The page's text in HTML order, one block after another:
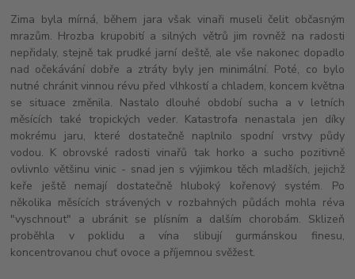
Zima byla mírná, během jara však vinaři museli čelit občasným
mrazům. Hrozba krupobití a silných větrů jim rovněž na radosti
nepřidaly, stejně tak prudké jarní deště, ale vše nakonec dopadlo
nad očekávání dobře a ztráty byly jen minimální. Poté, co bylo
nutné chránit vinnou révu před vlhkostí a chladem, koncem května
se situace změnila. Nastalo dlouhé období sucha a v letních
měsících také tropických veder. Katastrofa nenastala jen díky
mokrému jaru, které dostatečně naplnilo spodní vrstvy půdy
vodou. K obrovské radosti vinařů tak horko a sucho pozitivně
ovlivnlo většinu vinic - snad jen s výjimkou těch mladších, jejichž
keře ještě nemají dostatečně hluboký kořenový systém. Po
několika měsících strávených v rozbahných půdách mohla réva
"vyschnout" a ubránit se plísním a dalším chorobám. Sklizeň
proběhla v poklidu a vína slibují gurmánskou finesu,
koncentrovanou chuť ovoce a příjemnou svěžest.